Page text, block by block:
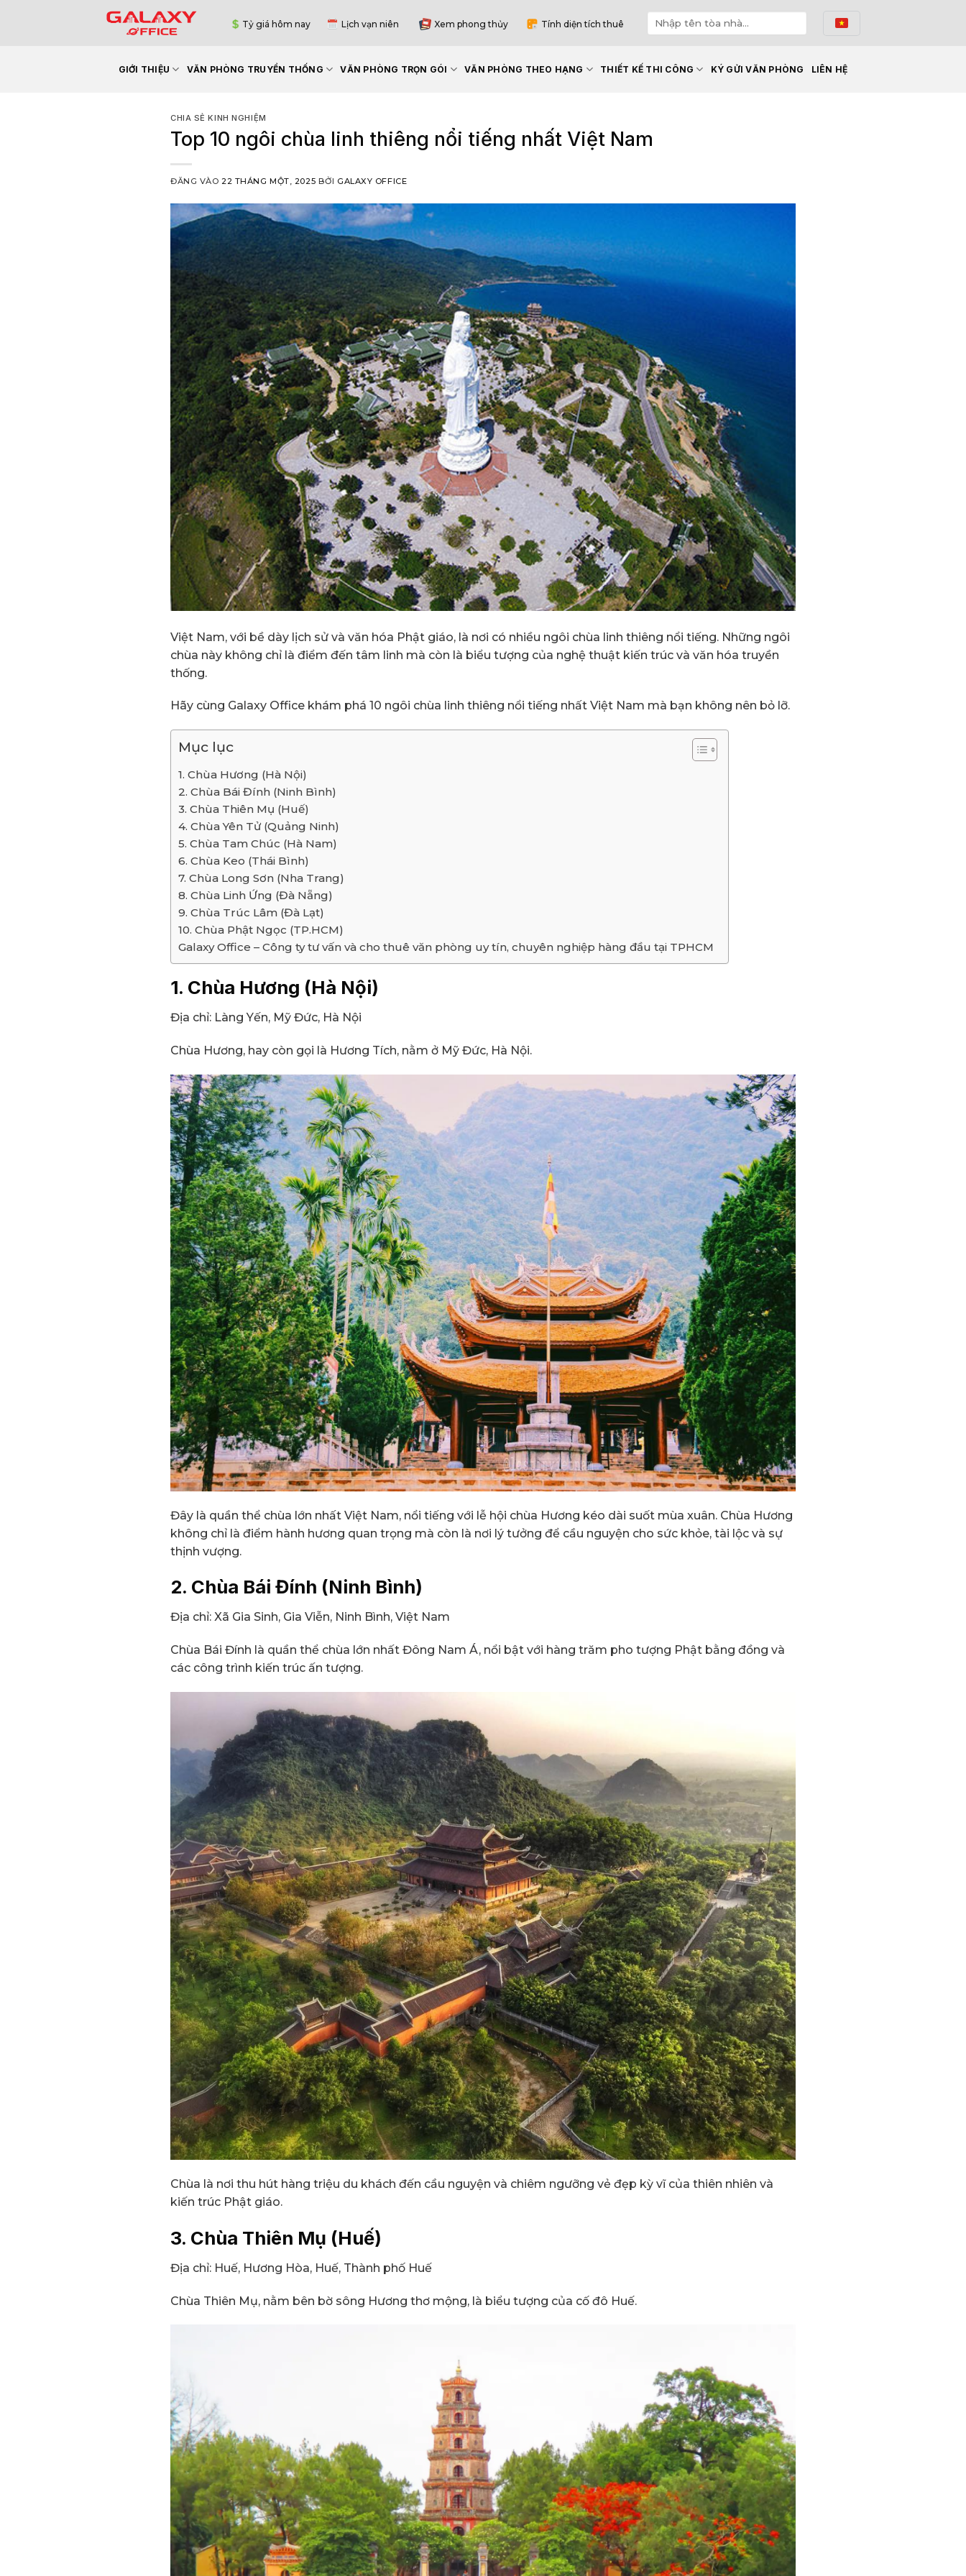
Tỷ giá hôm nay Lịch vạn niên Xem phong thủy Tính diện tích thuê
GIỚI THIỆU VĂN PHÒNG TRUYỀN THỐNG VĂN PHÒNG TRỌN GÓI VĂN PHÒNG THEO HẠNG THIẾT KẾ THI CÔNG KÝ GỬI VĂN PHÒNG LIÊN HỆ
CHIA SẺ KINH NGHIỆM
Top 10 ngôi chùa linh thiêng nổi tiếng nhất Việt Nam
ĐĂNG VÀO22 THÁNG MỘT, 2025 BỞI GALAXY OFFICE
Việt Nam, với bề dày lịch sử và văn hóa Phật giáo, là nơi có nhiều ngôi chùa linh thiêng nổi tiếng. Những ngôi
chùa này không chỉ là điểm đến tâm linh mà còn là biểu tượng của nghệ thuật kiến trúc và văn hóa truyền
thống.
Hãy cùng Galaxy Office khám phá 10 ngôi chùa linh thiêng nổi tiếng nhất Việt Nam mà bạn không nên bỏ lỡ.
Mục lục
1. Chùa Hương (Hà Nội)
2. Chùa Bái Đính (Ninh Bình)
3. Chùa Thiên Mụ (Huế)
4. Chùa Yên Tử (Quảng Ninh)
5. Chùa Tam Chúc (Hà Nam)
6. Chùa Keo (Thái Bình)
7. Chùa Long Sơn (Nha Trang)
8. Chùa Linh Ứng (Đà Nẵng)
9. Chùa Trúc Lâm (Đà Lạt)
10. Chùa Phật Ngọc (TP.HCM)
Galaxy Office – Công ty tư vấn và cho thuê văn phòng uy tín, chuyên nghiệp hàng đầu tại TPHCM
1. Chùa Hương (Hà Nội)
Địa chỉ: Làng Yến, Mỹ Đức, Hà Nội
Chùa Hương, hay còn gọi là Hương Tích, nằm ở Mỹ Đức, Hà Nội.
Đây là quần thể chùa lớn nhất Việt Nam, nổi tiếng với lễ hội chùa Hương kéo dài suốt mùa xuân. Chùa Hương
không chỉ là điểm hành hương quan trọng mà còn là nơi lý tưởng để cầu nguyện cho sức khỏe, tài lộc và sự
thịnh vượng.
2. Chùa Bái Đính (Ninh Bình)
Địa chỉ: Xã Gia Sinh, Gia Viễn, Ninh Bình, Việt Nam
Chùa Bái Đính là quần thể chùa lớn nhất Đông Nam Á, nổi bật với hàng trăm pho tượng Phật bằng đồng và
các công trình kiến trúc ấn tượng.
Chùa là nơi thu hút hàng triệu du khách đến cầu nguyện và chiêm ngưỡng vẻ đẹp kỳ vĩ của thiên nhiên và
kiến trúc Phật giáo.
3. Chùa Thiên Mụ (Huế)
Địa chỉ: Huế, Hương Hòa, Huế, Thành phố Huế
Chùa Thiên Mụ, nằm bên bờ sông Hương thơ mộng, là biểu tượng của cố đô Huế.